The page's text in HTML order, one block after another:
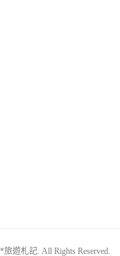
遊札記. All Rights Reserved.